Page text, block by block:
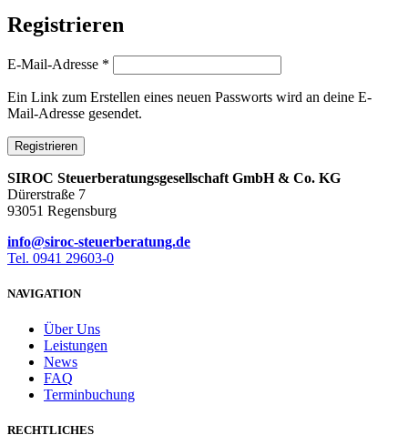
Registrieren
E-Mail-Adresse *
Ein Link zum Erstellen eines neuen Passworts wird an deine E-
Mail-Adresse gesendet.
Registrieren
SIROC Steuerberatungsgesellschaft GmbH & Co. KG
Dürerstraße 7
93051 Regensburg
info@siroc-steuerberatung.de
Tel. 0941 29603-0
NAVIGATION
Über Uns
Leistungen
News
FAQ
Terminbuchung
RECHTLICHES